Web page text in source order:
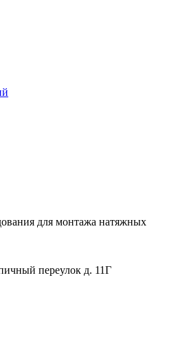
для монтажа натяжных
переулок д. 11Г